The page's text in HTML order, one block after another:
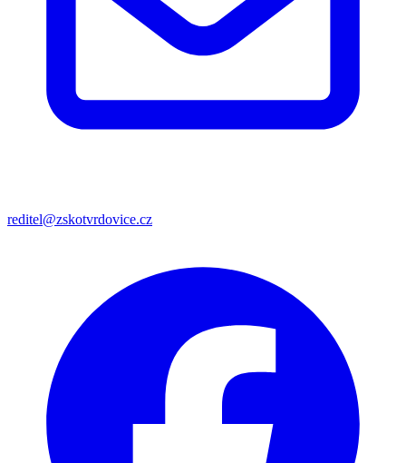
reditel@zskotvrdovice.cz